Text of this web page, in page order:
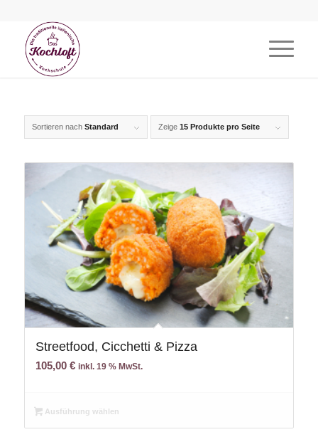
Sortieren nach Standard Zeige 15 Produkte pro Seite
Streetfood, Cicchetti & Pizza
105,00 € inkl. 19 % MwSt.
Ausführung wählen